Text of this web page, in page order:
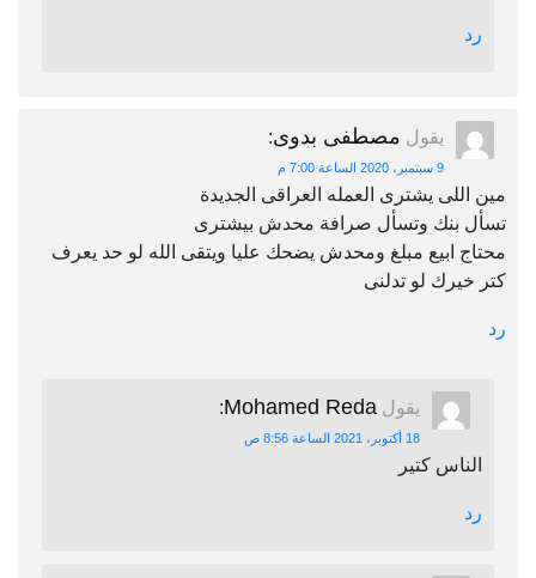
رد
يقول مصطفى بدوى:
9 سبتمبر، 2020 الساعة 7:00 م
مين اللى يشترى العمله العراقى الجديدة
تسأل بنك وتسأل صرافة محدش بيشترى
محتاج ابيع مبلغ ومحدش يضحك عليا ويتقى الله لو حد يعرف
كتر خيرك لو تدلنى
رد
يقول Mohamed Reda
:
18 أكتوبر، 2021 الساعة 8:56 ص
الناس كتير
رد